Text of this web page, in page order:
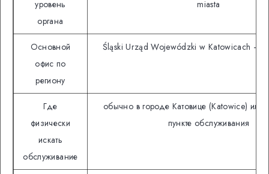
уровень
органа
miasta
Основной
офис по
региону
Śląski Urząd Wojewódzki w Katowicach —
Где
физически
искать
обслуживание
обычно в городе Катовице (Katowice) или
пункте обслуживания